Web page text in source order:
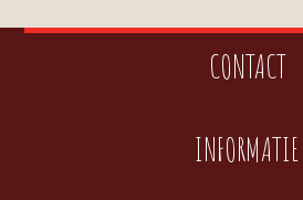
CONTACT
INFORMATIE